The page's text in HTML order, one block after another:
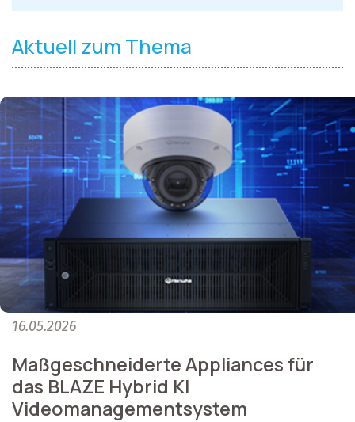
Aktuell zum Thema
16.05.2026
Maßgeschneiderte Appliances für
das BLAZE Hybrid KI
Videomanagementsystem